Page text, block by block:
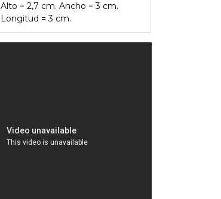
Alto = 2,7 cm. Ancho = 3 cm.
Longitud = 3 cm.